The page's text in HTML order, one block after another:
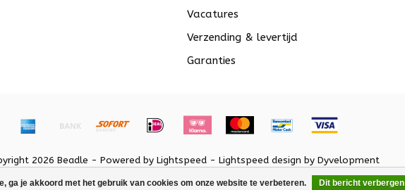
ga je akkoord met het gebruik van cookies om onze website te verbeteren. Dit bericht verbergen
Vacatures
Verzending & levertijd
Garanties
2026 Beadle - Powered by Lightspeed - Lightspeed design by Dyvelopment